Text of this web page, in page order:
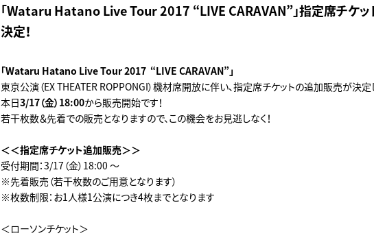
「Wataru Hatano Live Tour 2017 “LIVE CARAVAN”」指定席チケッ
決定！
「Wataru Hatano Live Tour 2017 “LIVE CARAVAN”」
東京公演（EX THEATER ROPPONGI）機材席開放に伴い、指定席チケットの追加販売が決定
本日3/17（金）18:00から販売開始です！
若干枚数＆先着での販売となりますので、この機会をお見逃しなく！
＜＜指定席チケット追加販売＞＞
受付期間：3/17（金）18:00 ～
※先着販売（若干枚数のご用意となります）
※枚数制限：お1人様1公演につき4枚までとなります
＜ローソンチケット＞